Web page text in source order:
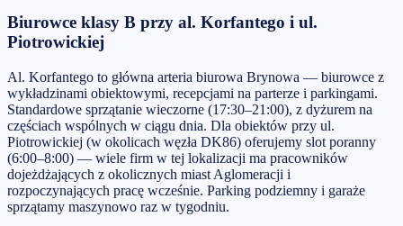
Biurowce klasy B przy al. Korfantego i ul.
Piotrowickiej
Al. Korfantego to główna arteria biurowa Brynowa — biurowce z
wykładzinami obiektowymi, recepcjami na parterze i parkingami.
Standardowe sprzątanie wieczorne (17:30–21:00), z dyżurem na
częściach wspólnych w ciągu dnia. Dla obiektów przy ul.
Piotrowickiej (w okolicach węzła DK86) oferujemy slot poranny
(6:00–8:00) — wiele firm w tej lokalizacji ma pracowników
dojeżdżających z okolicznych miast Aglomeracji i
rozpoczynających pracę wcześnie. Parking podziemny i garaże
sprzątamy maszynowo raz w tygodniu.